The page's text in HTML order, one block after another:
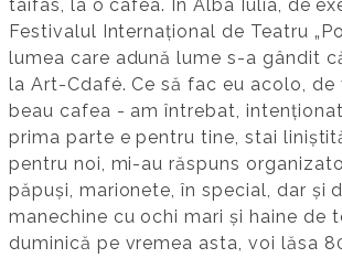
taifas, la o cafea. În Alba Iulia, de
Festivalul Internațional de Teatru
lumea care adună lume s-a gândit
la Art-Cdafé. Ce să fac eu acolo, de
beau cafea - am întrebat,
prima parte e pentru tine, stai
pentru noi, mi-au răspuns
păpuși, marionete, în special, dar și
manechine cu ochi mari și haine de
duminică pe vremea asta, voi lăsa